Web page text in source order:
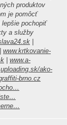
produktov
je pomôcť
pochopiť
a služby
www.krtkovanie-
www.a-
uploading.sk/ako-
brno.cz